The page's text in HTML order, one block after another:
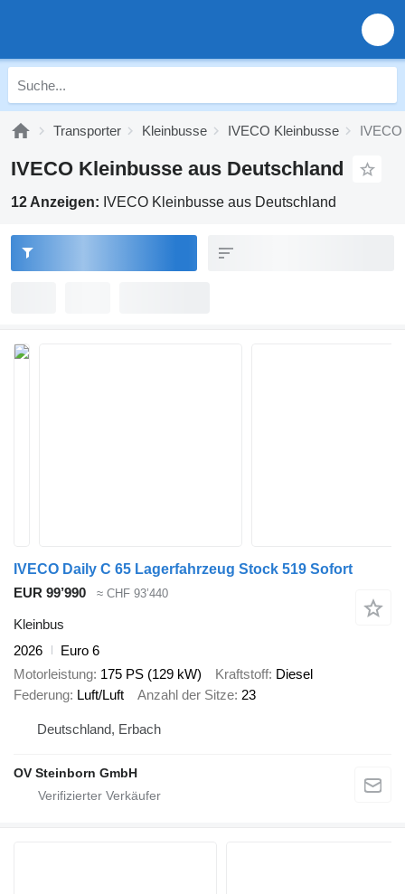
Transporter Kleinbusse IVECO Kleinbusse
IVECO Kleinbusse aus Deutschland
12 Anzeigen: IVECO Kleinbusse aus Deutschland
IVECO Daily C 65 Lagerfahrzeug Stock 519 Sofort
EUR 99’990
≈ CHF 93’440
Kleinbus
2026
Euro 6
Motorleistung 175 PS (129 kW) Kraftstoff Diesel
Federung Luft/Luft Anzahl der Sitze 23
Deutschland, Erbach
OV Steinborn GmbH